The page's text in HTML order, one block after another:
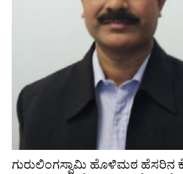
ಗುರುಲಿಂಗಸ್ವಾಮಿ ಹೊಳಿಮಠ ಹೆಸರಿನ